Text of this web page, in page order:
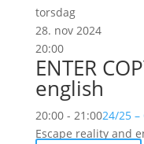
torsdag
28. nov 2024
20:00
ENTER
english
20:00 - 21:0024/25
Escape reality and